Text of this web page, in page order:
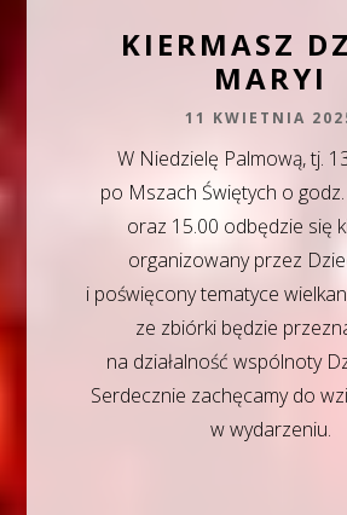
KIERMASZ
MARYI
11 KWIETNIA
W Niedzielę Palmową, tj.
po Mszach Świętych o
oraz 15.00 odbędzie się
organizowany przez
i poświęcony tematyce
ze zbiórki będzie
na działalność wspólnoty
Serdecznie zachęcamy do
w wydarzeniu.